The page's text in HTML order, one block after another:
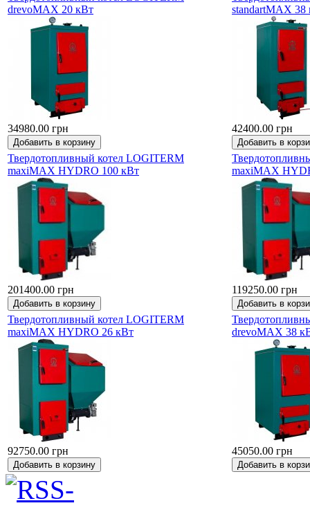
drevoMAX 20 кВт
34980.00 грн
standartMAX 38
42400.00 грн
Твердотопливный котел LOGITERM
maxiMAX HYDRO 100 кВт
201400.00 грн
maxiMAX
119250.00 грн
Твердотопливный котел LOGITERM
maxiMAX HYDRO 26 кВт
92750.00 грн
drevoMAX 38
45050.00 грн